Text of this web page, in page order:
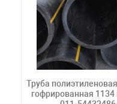
Труба
гофрированная